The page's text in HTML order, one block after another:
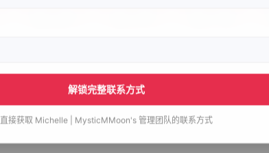
解锁完整联系方式
直接获取 Michelle | MysticMMoon's 管理团队的联系方式